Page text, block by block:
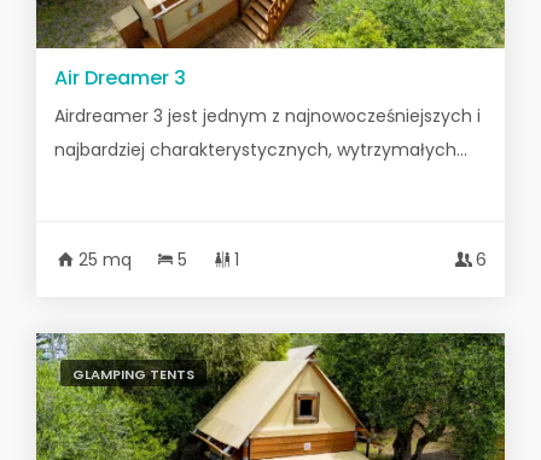
Air Dreamer 3
Airdreamer 3 jest jednym z najnowocześniejszych i
najbardziej charakterystycznych, wytrzymałych...
25 mq 5 1 6
GLAMPING TENTS